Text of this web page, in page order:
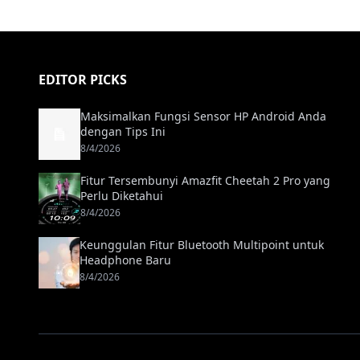
EDITOR PICKS
Maksimalkan Fungsi Sensor HP Android Anda
dengan Tips Ini
8/4/2026
Fitur Tersembunyi Amazfit Cheetah 2 Pro yang
Perlu Diketahui
8/4/2026
Keunggulan Fitur Bluetooth Multipoint untuk
Headphone Baru
8/4/2026